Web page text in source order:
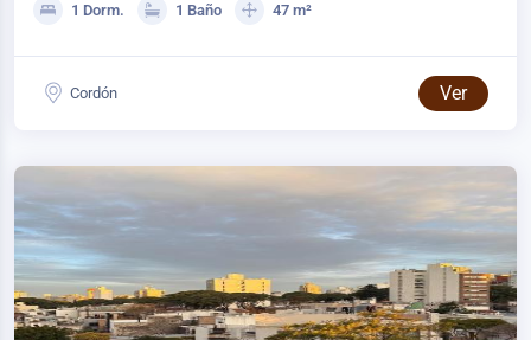
1 Dorm. 1 Baño 47 m²
Cordón Ver